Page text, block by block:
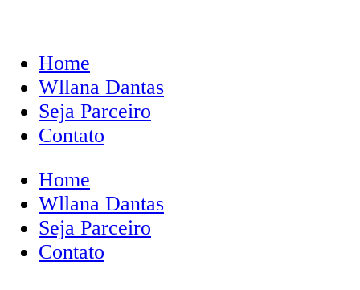
Home
Wllana Dantas
Seja Parceiro
Contato
Home
Wllana Dantas
Seja Parceiro
Contato